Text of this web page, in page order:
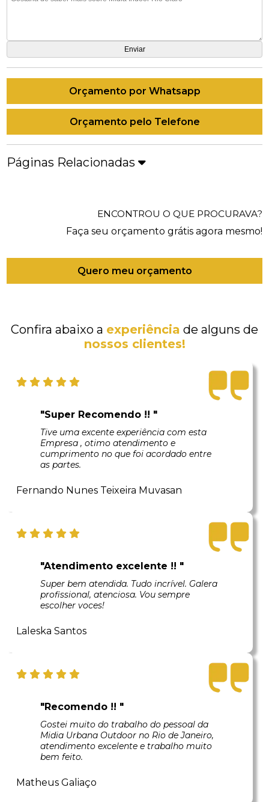
Orçamento por Whatsapp
Orçamento pelo Telefone
Páginas Relacionadas
ENCONTROU O QUE PROCURAVA?
Faça seu orçamento grátis agora mesmo!
Quero meu orçamento
Confira abaixo a experiência de alguns de
nossos clientes!
"Super Recomendo !! "
Tive uma excente experiência com esta
Empresa , otimo atendimento e
cumprimento no que foi acordado entre
as partes.
Fernando Nunes Teixeira Muvasan
"Atendimento excelente !! "
Super bem atendida. Tudo incrível. Galera
profissional, atenciosa. Vou sempre
escolher voces!
Laleska Santos
"Recomendo !! "
Gostei muito do trabalho do pessoal da
Midia Urbana Outdoor no Rio de Janeiro,
atendimento excelente e trabalho muito
bem feito.
Matheus Galiaço